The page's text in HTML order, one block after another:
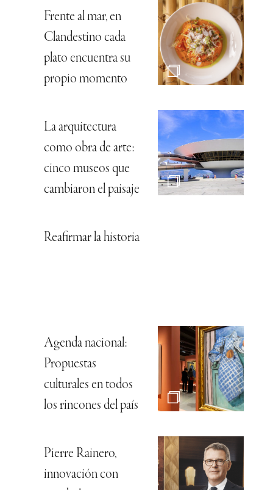
Frente al mar, en
Clandestino cada
plato encuentra su
propio momento
La arquitectura
como obra de arte:
cinco museos que
cambiaron el paisaje
Reafirmar la historia
Agenda nacional:
Propuestas
culturales en todos
los rincones del país
Pierre Rainero,
innovación con